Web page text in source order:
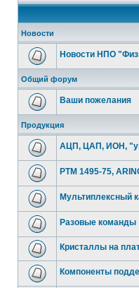
Новости
Новости НПО
Общий форум
Ваши пожелания
Продукция
АЦП, ЦАП, ИОН,
РТМ 1495-75,
Мультиплексный
Разовые команды
Кристаллы на
Компоненты